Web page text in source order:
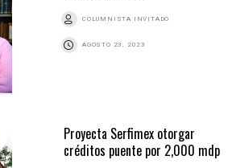
COLUMNISTA INVITADO
AGOSTO 23, 2023
Proyecta Serfimex otorgar
créditos puente por 2,000 mdp